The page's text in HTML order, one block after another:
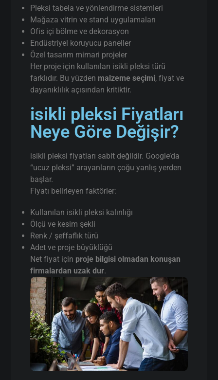
Pleksi tabela ve yönlendirme sistemleri
Mağaza vitrin ve stand uygulamaları
Ofis içi bölme ve dekorasyon
Endüstriyel koruyucu paneller
Özel tasarım mimari projeler
Her proje için kullanılan isikli pleksi türü
farklıdır. Bu yüzden malzeme seçimi, fiyat ve
dayanıklılık açısından kritiktir.
isikli pleksi Fiyatları
Neye Göre Değişir?
isikli pleksi fiyatları sabit değildir. Google’da
“ucuz pleksi” arayanların çoğu yanlış yerden
başlar.
Fiyatı belirleyen faktörler:
Kullanılan isikli pleksi kalınlığı
Ölçü ve kesim şekli
Renk / şeffaflık türü
Adet ve proje büyüklüğü
Net fiyat için proje bilgisi olmadan konuşan
firmalardan uzak dur.